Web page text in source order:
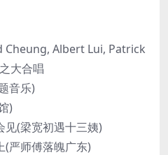
Cheung, Albert Lui, Patrick
大合唱
音乐)
)
见(梁宽初遇十三姨)
(严师傅落魄广东)